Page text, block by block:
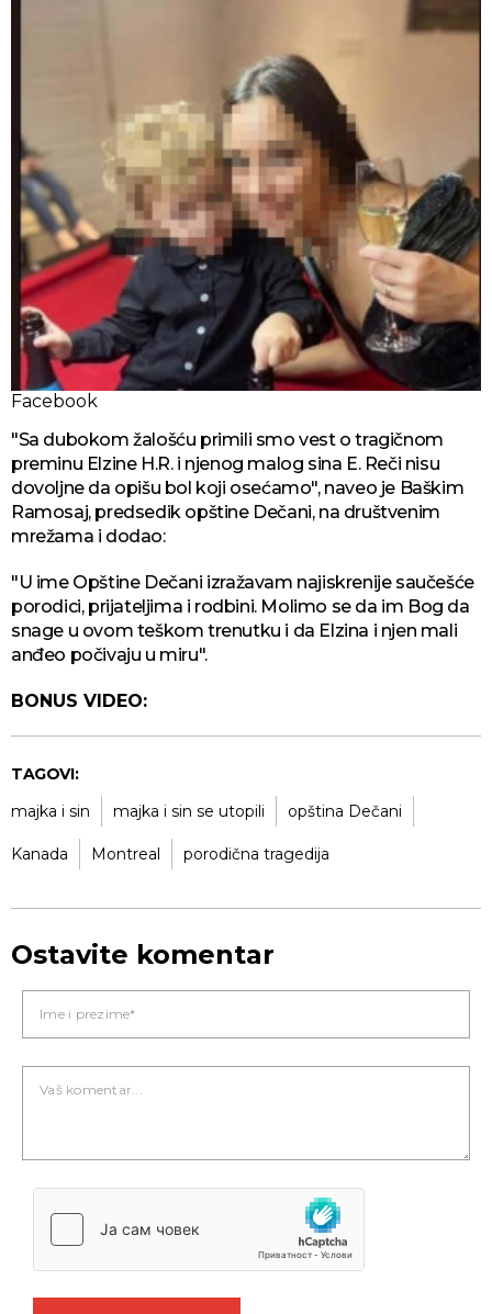
Facebook
"Sa dubokom žalošću primili smo vest o tragičnom
preminu Elzine H.R. i njenog malog sina E. Reči nisu
dovoljne da opišu bol koji osećamo", naveo je Baškim
Ramosaj, predsedik opštine Dečani, na društvenim
mrežama i dodao:
"U ime Opštine Dečani izražavam najiskrenije saučešće
porodici, prijateljima i rodbini. Molimo se da im Bog da
snage u ovom teškom trenutku i da Elzina i njen mali
anđeo počivaju u miru".
BONUS VIDEO:
TAGOVI:
majka i sin
majka i sin se utopili opština Dečani
Kanada Montreal porodična tragedija
Ostavite komentar